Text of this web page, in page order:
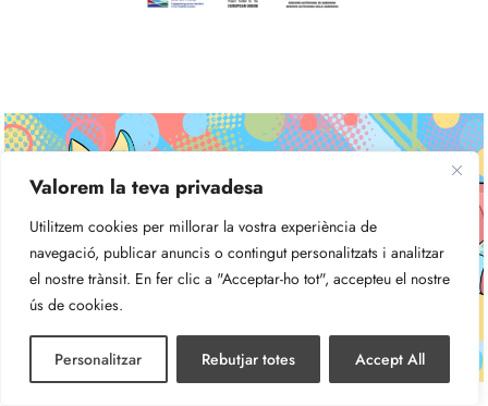
Valorem la teva privadesa
Utilitzem cookies per millorar la vostra experiència de
navegació, publicar anuncis o contingut personalitzats i analitzar
el nostre trànsit. En fer clic a "Acceptar-ho tot", accepteu el nostre
ús de cookies.
Personalitzar Rebutjar totes Accept All